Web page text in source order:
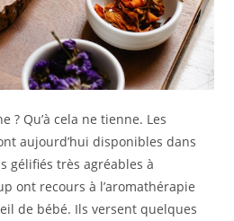
? Qu’à cela ne tienne. Les
aujourd’hui disponibles dans
gélifiés très agréables à
ont recours à l’aromathérapie
de bébé. Ils versent quelques